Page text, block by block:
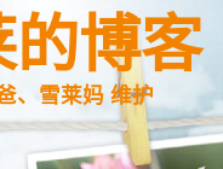
的博客
、雪莱妈 维护